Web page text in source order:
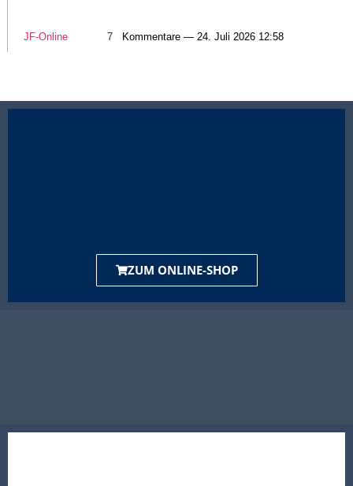
JF-Online 7 Kommentare — 24. Juli 2026 12:58
ZUM ONLINE-SHOP